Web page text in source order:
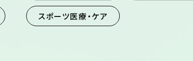
スポーツ医療・ケア